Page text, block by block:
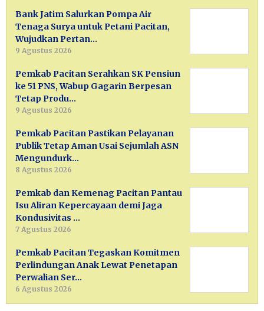
Bank Jatim Salurkan Pompa Air
Tenaga Surya untuk Petani Pacitan,
Wujudkan Pertan…
9 Agustus 2026
Pemkab Pacitan Serahkan SK Pensiun
ke 51 PNS, Wabup Gagarin Berpesan
Tetap Produ…
9 Agustus 2026
Pemkab Pacitan Pastikan Pelayanan
Publik Tetap Aman Usai Sejumlah ASN
Mengundurk…
8 Agustus 2026
Pemkab dan Kemenag Pacitan Pantau
Isu Aliran Kepercayaan demi Jaga
Kondusivitas …
7 Agustus 2026
Pemkab Pacitan Tegaskan Komitmen
Perlindungan Anak Lewat Penetapan
Perwalian Ser…
6 Agustus 2026